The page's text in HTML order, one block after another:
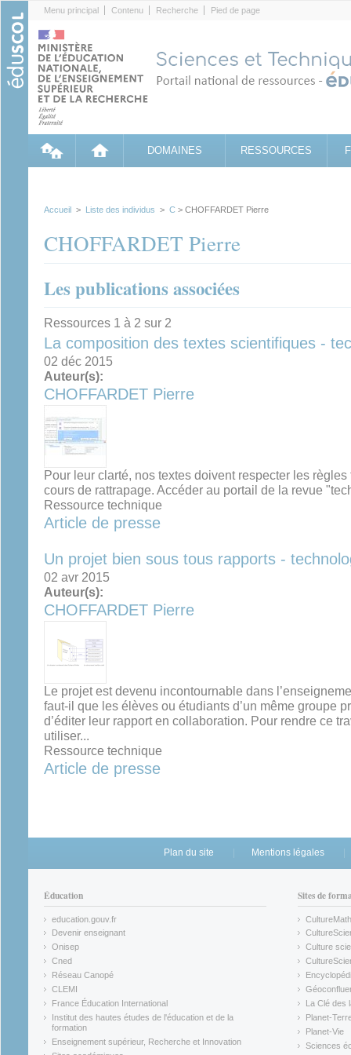
Menu principal Contenu Recherche Pied de page
DOMAINES RESSOURCES
Accueil > Liste des individus > C > CHOFFARDET Pierre
CHOFFARDET Pierre
Les publications associées
Ressources 1 à 2 sur 2
La composition des textes scientifiques -
02 déc 2015
Auteur(s):
CHOFFARDET Pierre
Pour leur clarté, nos textes doivent respecter les
cours de rattrapage. Accéder au portail de la revue
Ressource technique
Article de presse
Un projet bien sous tous rapports -
02 avr 2015
Auteur(s):
CHOFFARDET Pierre
Le projet est devenu incontournable dans
faut-il que les élèves ou étudiants d’un même groupe
d’éditer leur rapport en collaboration. Pour rendre ce
utiliser...
Ressource technique
Article de presse
Plan du site Mentions légales
Éducation
education.gouv.fr
(link is external)
Devenir enseignant
(link is external)
Onisep
(link is external)
Cned
(link is external)
Réseau Canopé
(link is external)
CLEMI
(link is external)
France Éducation International
(link is external)
Institut des hautes études de l'éducation et de la
formation
(link is external)
Enseignement supérieur, Recherche et Innovation
(link is external)
Sites de
CultureMath
(link is
(link is
Culture
(link is
(link is
(link is
La Clé des
(link is
Planet-
(link is
Planet-Vie
(link is
Sciences